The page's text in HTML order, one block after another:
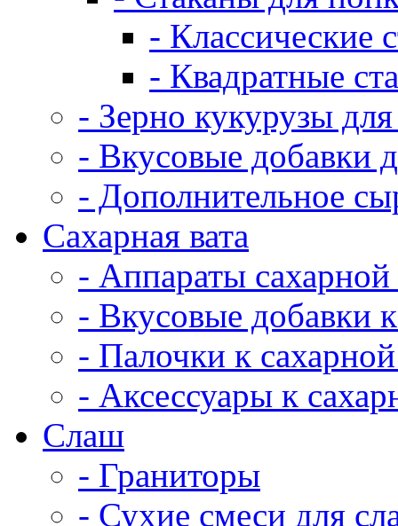
- Классические
- Квадратные
- Зерно кукурузы
- Вкусовые добавки
- Дополнительное
Сахарная вата
- Аппараты сахарной
- Вкусовые добавки
- Палочки к сахарной
- Аксессуары к
Cлаш
- Граниторы
- Сухие смеси для